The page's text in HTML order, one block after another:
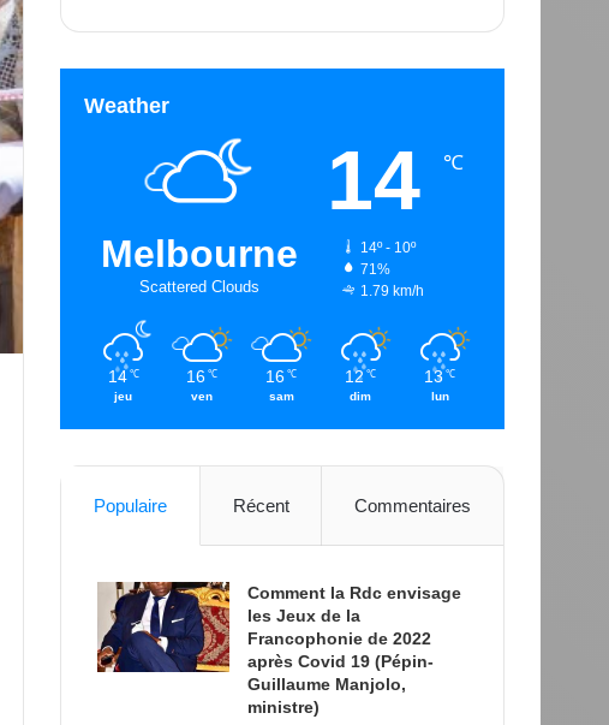
Weather
Melbourne
Scattered Clouds
14 ℃
14º - 10º
71%
1.79 km/h
14 ℃
jeu
16 ℃
ven
16 ℃
sam
12 ℃
dim
13 ℃
lun
Populaire Récent Commentaires
Comment la Rdc envisage
les Jeux de la
Francophonie de 2022
après Covid 19 (Pépin-
Guillaume Manjolo,
ministre)